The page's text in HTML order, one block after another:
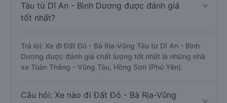
Tàu từ Dĩ An - Bình Dương được đánh giá
tốt nhất?
Trả lời: Xe đi Đất Đỏ - Bà Rịa-Vũng Tàu từ Dĩ An - Bình
Dương được đánh giá chất lượng tốt nhất là những nhà
xe Toàn Thắng - Vũng Tàu, Hồng Sơn (Phú Yên).
Câu hỏi: Xe nào đi Đất Đỏ - Bà Rịa-Vũng